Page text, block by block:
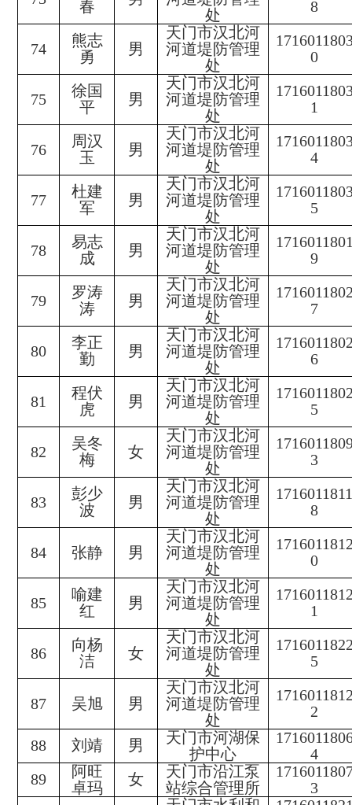
春
处
8
74
熊志
勇
男
天门市汉北河
河道堤防管理
处
0
75
徐国
平
男
天门市汉北河
河道堤防管理
处
1
76
周汉
玉
男
天门市汉北河
河道堤防管理
处
4
77
杜建
军
男
天门市汉北河
河道堤防管理
处
5
78
易志
成
男
天门市汉北河
河道堤防管理
处
9
79
罗涛
涛
男
天门市汉北河
河道堤防管理
处
7
80
李正
勤
男
天门市汉北河
河道堤防管理
处
6
81
程伏
虎
男
天门市汉北河
河道堤防管理
处
5
82
吴冬
梅
女
天门市汉北河
河道堤防管理
处
3
83
彭少
波
男
天门市汉北河
河道堤防管理
处
1716011811
8
84 张静 男
天门市汉北河
河道堤防管理
处
0
85
喻建
红
男
天门市汉北河
河道堤防管理
处
1
86
向杨
洁
女
天门市汉北河
河道堤防管理
处
5
87 吴旭 男
天门市汉北河
河道堤防管理
处
2
88
刘靖 男
天门市河湖保
护中心
4
89
阿旺
卓玛
女
天门市沿江泵
站综合管理所
3